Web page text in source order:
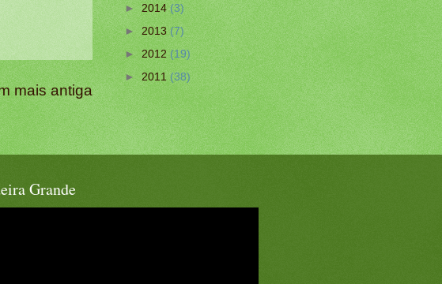
mais antiga
►2014(3)
►2013(7)
►2012(19)
►2011(38)
Grande